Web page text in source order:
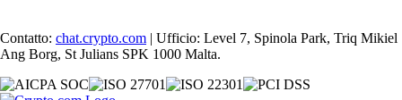
Contatto: chat.crypto.com | Ufficio: Level 7, Spinola Park, Triq Mikiel
Ang Borg, St Julians SPK 1000 Malta.